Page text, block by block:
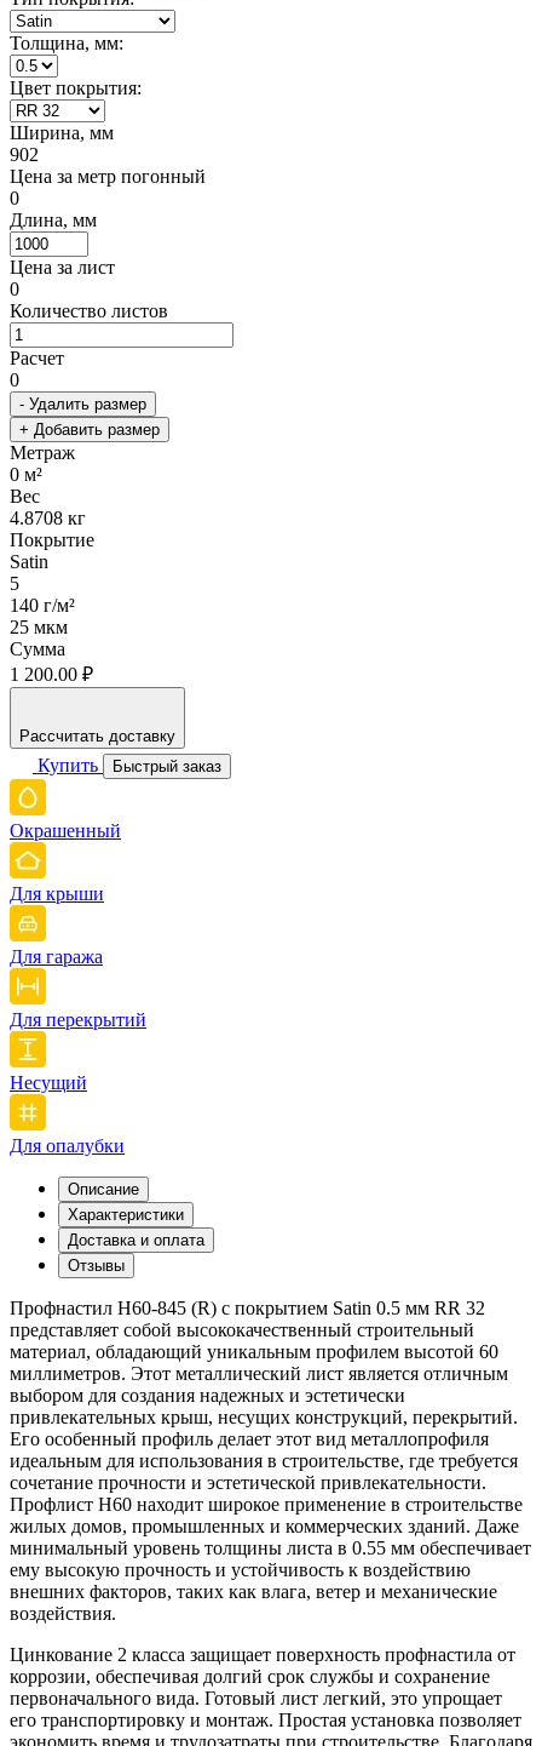
Толщина, мм:
Цвет покрытия:
Ширина, мм
902
Цена за метр погонный
0
Длина, мм
Цена за лист
0
Количество листов
Расчет
0
- Удалить размер
+ Добавить размер
Метраж
0 м²
Вес
4.8708 кг
Покрытие
Satin
5
140 г/м²
25 мкм
Сумма
1 200.00 ₽
Рассчитать доставку
Купить Быстрый заказ
Окрашенный
Для крыши
Для гаража
Для перекрытий
Несущий
Для опалубки
Описание
Характеристики
Доставка и оплата
Отзывы
Профнастил Н60-845 (R) с покрытием Satin 0.5 мм RR 32
представляет собой высококачественный строительный
материал, обладающий уникальным профилем высотой 60
миллиметров. Этот металлический лист является отличным
выбором для создания надежных и эстетически
привлекательных крыш, несущих конструкций, перекрытий.
Его особенный профиль делает этот вид металлопрофиля
идеальным для использования в строительстве, где требуется
сочетание прочности и эстетической привлекательности.
Профлист Н60 находит широкое применение в строительстве
жилых домов, промышленных и коммерческих зданий. Даже
минимальный уровень толщины листа в 0.55 мм обеспечивает
ему высокую прочность и устойчивость к воздействию
внешних факторов, таких как влага, ветер и механические
воздействия.
Цинкование 2 класса защищает поверхность профнастила от
коррозии, обеспечивая долгий срок службы и сохранение
первоначального вида. Готовый лист легкий, это упрощает
его транспортировку и монтаж. Простая установка позволяет
экономить время и трудозатраты при строительстве. Благодаря